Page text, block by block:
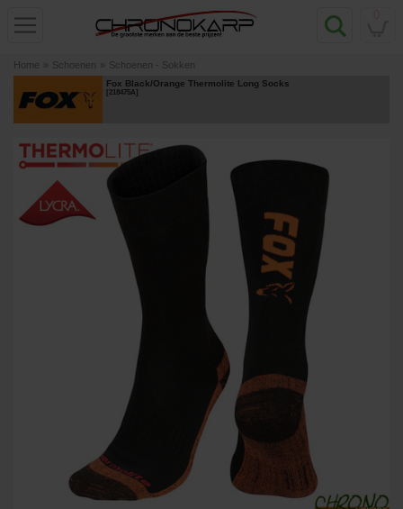
Home » Schoenen » Schoenen - Sokken
Fox Black/Orange Thermolite Long Socks
[218475A]